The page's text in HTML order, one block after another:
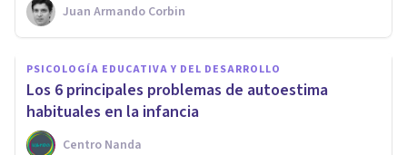
Juan Armando Corbin
PSICOLOGÍA EDUCATIVA Y DEL DESARROLLO
Los 6 principales problemas de autoestima
habituales en la infancia
Centro Nanda